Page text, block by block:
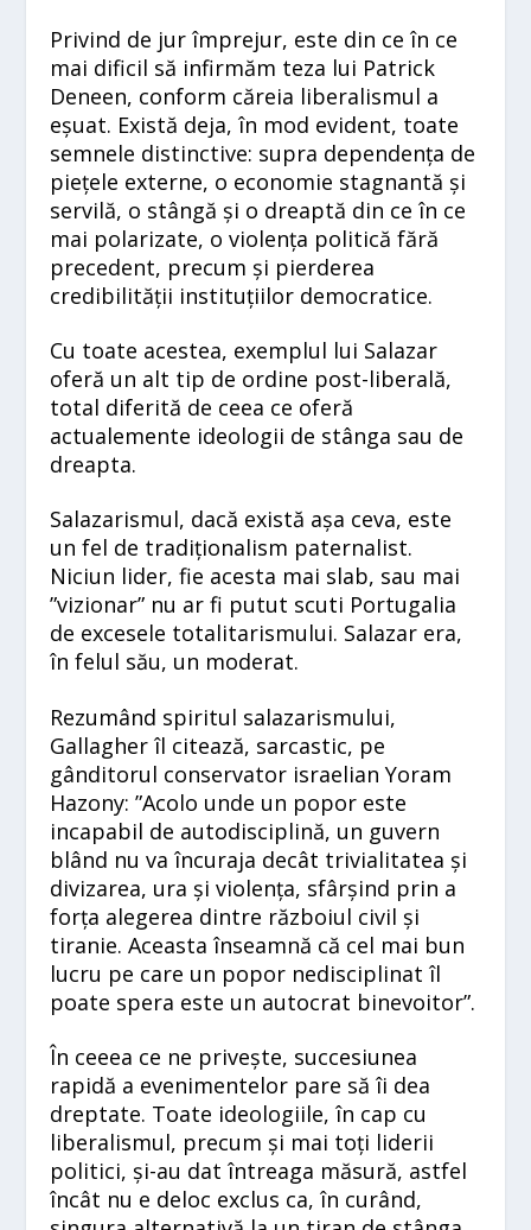
Privind de jur împrejur, este din ce în ce
mai dificil să infirmăm teza lui Patrick
Deneen, conform căreia liberalismul a
eșuat. Există deja, în mod evident, toate
semnele distinctive: supra dependența de
piețele externe, o economie stagnantă și
servilă, o stângă și o dreaptă din ce în ce
mai polarizate, o violența politică fără
precedent, precum și pierderea
credibilității instituțiilor democratice.
Cu toate acestea, exemplul lui Salazar
oferă un alt tip de ordine post-liberală,
total diferită de ceea ce oferă
actualemente ideologii de stânga sau de
dreapta.
Salazarismul, dacă există așa ceva, este
un fel de tradiționalism paternalist.
Niciun lider, fie acesta mai slab, sau mai
”vizionar” nu ar fi putut scuti Portugalia
de excesele totalitarismului. Salazar era,
în felul său, un moderat.
Rezumând spiritul salazarismului,
Gallagher îl citează, sarcastic, pe
gânditorul conservator israelian Yoram
Hazony: ”Acolo unde un popor este
incapabil de autodisciplină, un guvern
blând nu va încuraja decât trivialitatea și
divizarea, ura și violența, sfârșind prin a
forța alegerea dintre războiul civil și
tiranie. Aceasta înseamnă că cel mai bun
lucru pe care un popor nedisciplinat îl
poate spera este un autocrat binevoitor”.
În ceeea ce ne privește, succesiunea
rapidă a evenimentelor pare să îi dea
dreptate. Toate ideologiile, în cap cu
liberalismul, precum și mai toți liderii
politici, și-au dat întreaga măsură, astfel
încât nu e deloc exclus ca, în curând,